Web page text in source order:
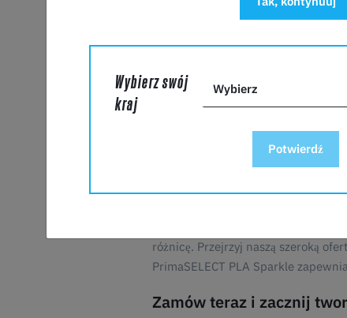
Wykonany ze starannie
proces drukowania za każdym
Dostępne w kolorach Sparkle,
Ulepsz swoje projekty
Niezależnie od tego, czy jesteś
Sparkle przeniesie Twoje projekty
części i dzieła sztuki, filament ten
Dokonaj mądrego wyboru dla
różnicę. Przejrzyj naszą szeroką
PrimaSELECT PLA Sparkle
Zamów teraz i zacznij
Wybierz swój
kraj
Potwierdź